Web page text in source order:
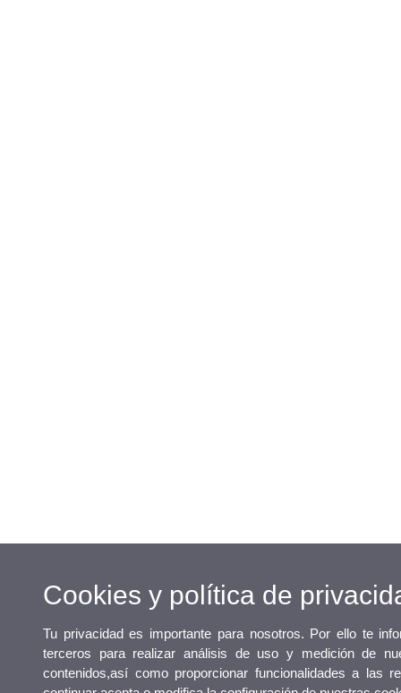
Cookies y política de
Tu privacidad es importante para nosotros. Por ello te
terceros para realizar análisis de uso y medición de
contenidos,así como proporcionar funcionalidades a las